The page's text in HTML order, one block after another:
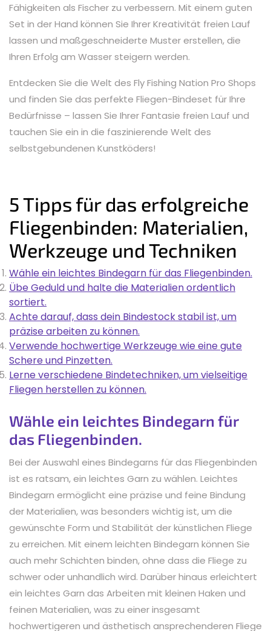
Fähigkeiten als Fischer zu verbessern. Mit einem guten
Set in der Hand können Sie Ihrer Kreativität freien Lauf
lassen und maßgeschneiderte Muster erstellen, die
Ihren Erfolg am Wasser steigern werden.
Entdecken Sie die Welt des Fly Fishing Nation Pro Shops
und finden Sie das perfekte Fliegen-Bindeset für Ihre
Bedürfnisse – lassen Sie Ihrer Fantasie freien Lauf und
tauchen Sie ein in die faszinierende Welt des
selbstgebundenen Kunstköders!
5 Tipps für das erfolgreiche
Fliegenbinden: Materialien,
Werkzeuge und Techniken
Wähle ein leichtes Bindegarn für das Fliegenbinden.
Übe Geduld und halte die Materialien ordentlich
sortiert.
Achte darauf, dass dein Bindestock stabil ist, um
präzise arbeiten zu können.
Verwende hochwertige Werkzeuge wie eine gute
Schere und Pinzetten.
Lerne verschiedene Bindetechniken, um vielseitige
Fliegen herstellen zu können.
Wähle ein leichtes Bindegarn für
das Fliegenbinden.
Bei der Auswahl eines Bindegarns für das Fliegenbinden
ist es ratsam, ein leichtes Garn zu wählen. Leichtes
Bindegarn ermöglicht eine präzise und feine Bindung
der Materialien, was besonders wichtig ist, um die
gewünschte Form und Stabilität der künstlichen Fliege
zu erreichen. Mit einem leichten Bindegarn können Sie
auch mehr Schichten binden, ohne dass die Fliege zu
schwer oder unhandlich wird. Darüber hinaus erleichtert
ein leichtes Garn das Arbeiten mit kleinen Haken und
feinen Materialien, was zu einer insgesamt
hochwertigeren und ästhetisch ansprechenderen Fliege